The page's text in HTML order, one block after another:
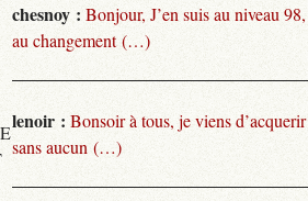
chesnoy : Bonjour, J’en suis au niveau
au changement (…)
lenoir : Bonsoir à tous, je viens
sans aucun (…)